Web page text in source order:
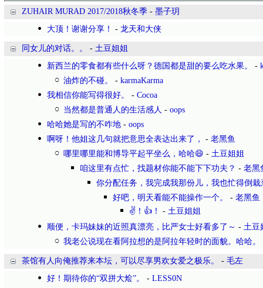
ZUHAIR MURAD 2017/2018秋冬季 - 墨子玥
大顶！谢谢分享！
- 龙天和大侠
同女儿的对话。。 - 土豆姐姐
新西兰的零食都有些什么呀？德国都是甜的要么吃水果。
-
油炸的不碰。
- karmaKarma
我相信你能写得很好。
- Cocoa
当然都是普通人的生活感人 - oops
哈哈她是写的不咋地 - oops
啊呀！他姐这几句就把意思全表达出来了，
- 老黑鱼
哪里哪里能和博导平起平坐么，哈哈😄 - 土豆姐姐
咱这里有点忙，找题材你能不能下下功夫？ - 老黑
你分配任务，我完成我那份儿，我也忙得倒栽
好吧，明天看能不能操作一个。
- 老黑鱼
✌！👍！
- 土豆姐姐
顺便，卡玛妹妹的近照真漂亮，比严女士好看多了～ - 土豆
我老公说现在看阿拉想的是阿拉年轻时的面貌。哈哈。
茶馆有人向俺推荐来本坛，可以尽享男欢女爱之极乐。 - 毛左
好！期待你的“双拼大烩”。
- LESS0N